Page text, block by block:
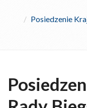
Posiedzenie